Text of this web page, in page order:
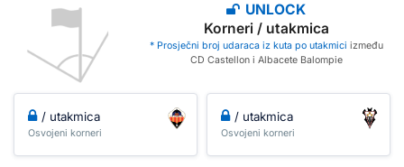
UNLOCK
Korneri / utakmica
* Prosječni broj udaraca iz kuta po utakmici između
CD Castellon i Albacete Balompie
/ utakmica
Osvojeni korneri
/ utakmica
Osvojeni korneri